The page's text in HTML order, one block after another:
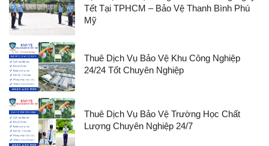
Tết Tại TPHCM – Bảo Vệ Thanh Bình Phú
Mỹ
Thuê Dịch Vụ Bảo Vệ Khu Công Nghiệp
24/24 Tốt Chuyên Nghiệp
Thuê Dịch Vụ Bảo Vệ Trường Học Chất
Lượng Chuyên Nghiệp 24/7